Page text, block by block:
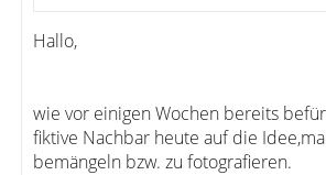
Hallo,
wie vor einigen Wochen bereits
fiktive Nachbar heute auf die
bemängeln bzw. zu fotografieren.